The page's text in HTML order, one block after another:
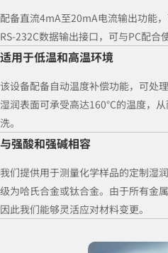
配备直流4mA至20mA电流输出功能
RS-232C数据输出接口，可与PC配合
适用于低温和高温环境
该设备配备自动温度补偿功能，可处理
湿润表面可承受高达160°C的温度，
洗。
与强酸和强碱相容
我们提供用于测量化学样品的定制湿
级为哈氏合金或钛合金。由于所有金
因此我们能够灵活应对材料变更。